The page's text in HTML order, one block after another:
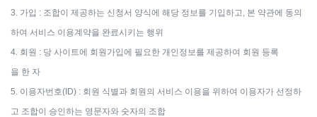
3. 가입 : 조합이 제공하는 신청서 양식에 해당 정보를 기입하고, 본 약관에 동의
하여 서비스 이용계약을 완료시키는 행위
4. 회원 : 당 사이트에 회원가입에 필요한 개인정보를 제공하여 회원 등록
을 한 자
5. 이용자번호(ID) : 회원 식별과 회원의 서비스 이용을 위하여 이용자가 선정하
고 조합이 승인하는 영문자와 숫자의 조합